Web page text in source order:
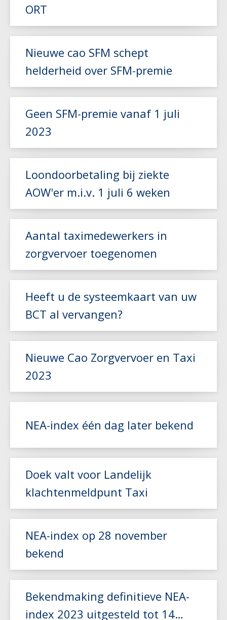
ORT
Nieuwe cao SFM schept
helderheid over SFM-premie
Geen SFM-premie vanaf 1 juli
2023
Loondoorbetaling bij ziekte
AOW'er m.i.v. 1 juli 6 weken
Lees meer
Aantal taximedewerkers in
zorgvervoer toegenomen
Heeft u de systeemkaart van uw
BCT al vervangen?
Nieuwe Cao Zorgvervoer en Taxi
2023
Lees meer
NEA-index één dag later bekend
Doek valt voor Landelijk
klachtenmeldpunt Taxi
NEA-index op 28 november
bekend
Bekendmaking definitieve NEA-
index 2023 uitgesteld tot 14